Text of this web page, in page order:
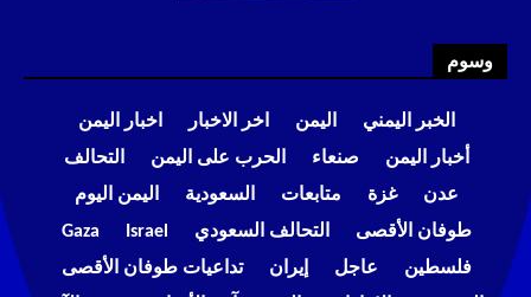
وسوم
الخبر اليمني اليمن اخر الاخبار
اخبار اليمن
أخبار اليمن
صنعاء الحرب على اليمن
التحالف
عدن
غزة متابعات السعودية
اليمن اليوم
طوفان الأقصى
التحالف السعودي Israel
Gaza
فلسطين
عاجل إيران
تداعيات طوفان الأقصى